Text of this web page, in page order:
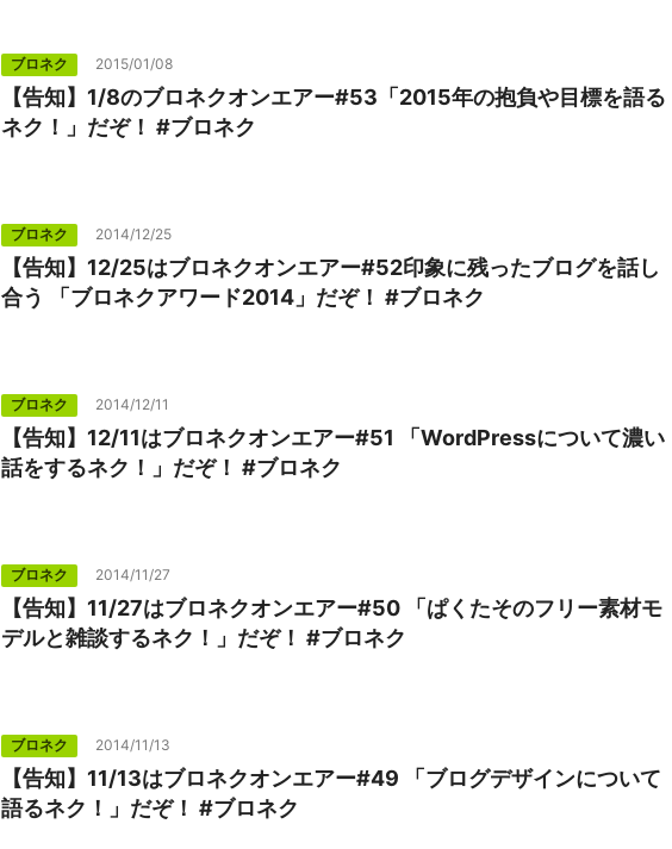
ブロネク 2015/01/08
【告知】1/8のブロネクオンエアー#53「2015年の抱負や目標を語る
ネク！」だぞ！ #ブロネク
ブロネク 2014/12/25
【告知】12/25はブロネクオンエアー#52印象に残ったブログを話し
合う 「ブロネクアワード2014」だぞ！ #ブロネク
ブロネク 2014/12/11
【告知】12/11はブロネクオンエアー#51 「WordPressについて濃い
話をするネク！」だぞ！ #ブロネク
ブロネク 2014/11/27
【告知】11/27はブロネクオンエアー#50 「ぱくたそのフリー素材モ
デルと雑談するネク！」だぞ！ #ブロネク
ブロネク 2014/11/13
【告知】11/13はブロネクオンエアー#49 「ブログデザインについて
語るネク！」だぞ！ #ブロネク